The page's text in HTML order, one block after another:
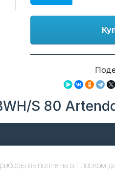
S 80
выполнены в плоском